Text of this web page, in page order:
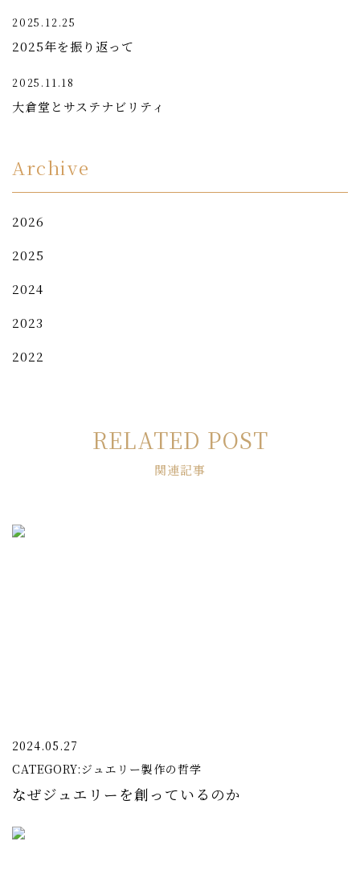
2025.12.25
2025年を振り返って
2025.11.18
大倉堂とサステナビリティ
Archive
2026
2025
2024
2023
2022
RELATED POST
関連記事
2024.05.27
CATEGORY: ジュエリー製作の哲学
なぜジュエリーを創っているのか